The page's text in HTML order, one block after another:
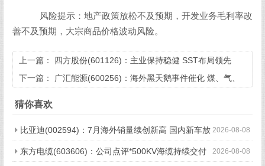
风险提示：地产政策放松不及预期，开发业务毛利率改
善不及预期，大宗商品价格波动风险。
上一篇： 四方股份(601126)：主业保持稳健 SST布局领先
下一篇：
广汇能源(600256)：海外黑天鹅事件催化 煤、气、
猜你喜欢
2026-08-08
比亚迪(002594)：7月海外销量续创新高 国内新车放
量或开启 2026-08-08
东方电缆(603606)：公司点评*500KV海缆持续交付